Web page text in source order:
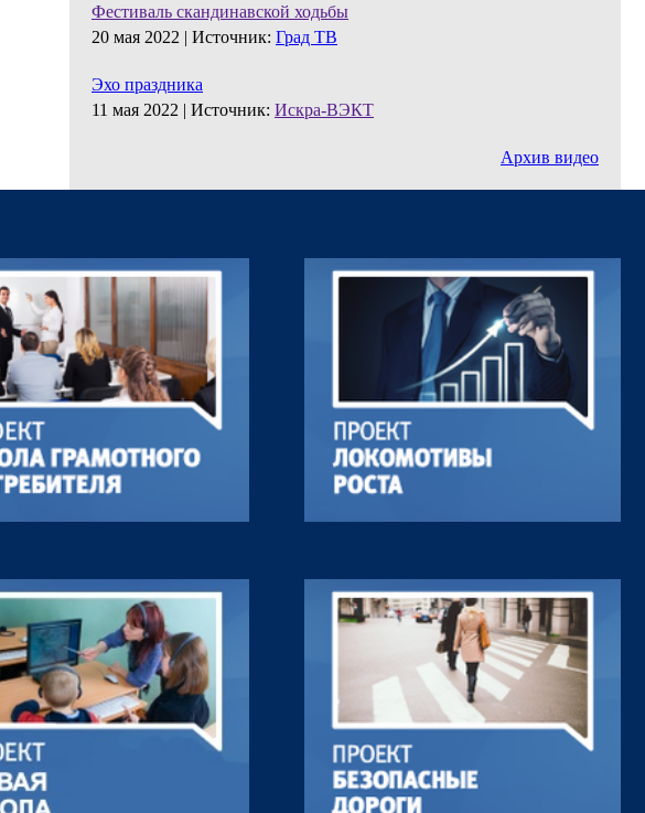
Фестиваль скандинавской ходьбы
20 мая 2022 | Источник: Град ТВ
Эхо праздника
11 мая 2022 | Источник: Искра-ВЭКТ
Архив видео